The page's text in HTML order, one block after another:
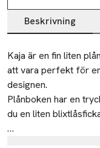
Beskrivning
Beskrivning
Kaja är en fin liten
att vara perfekt för
designen.
Plånboken har en
du en liten